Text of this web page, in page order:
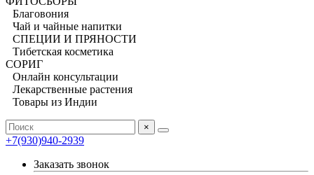
Благовония
Чай и чайные напитки
СПЕЦИИ И ПРЯНОСТИ
Тибетская косметика
СОРИГ
Онлайн консультации
Лекарственные растения
Товары из Индии
×
+7(930)940-2939
Заказать звонок